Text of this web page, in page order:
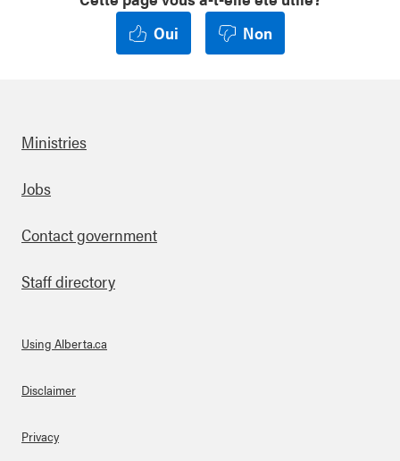
Oui
Non
Footer
Ministries
Jobs
Contact government
Staff directory
About Links
Using Alberta.ca
Disclaimer
Privacy